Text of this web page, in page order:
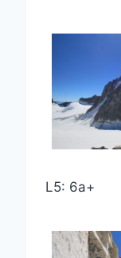
L5: 6a+